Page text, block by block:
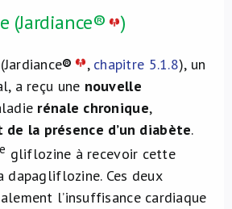
(Jardiance® )
(Jardiance® , chapitre 5.1.8), un
a reçu une nouvelle
rénale chronique,
la présence d’un diabète.
gliflozine à recevoir cette
dapagliflozine. Ces deux
l’insuffisance cardiaque